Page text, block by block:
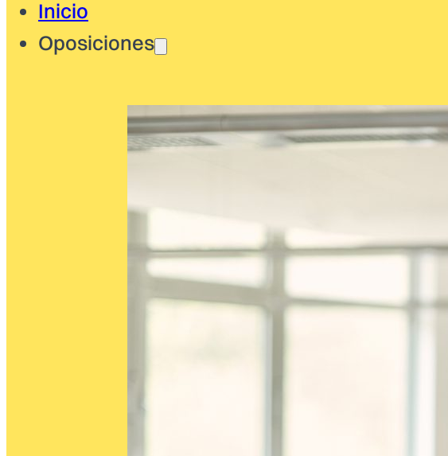
Inicio
Oposiciones